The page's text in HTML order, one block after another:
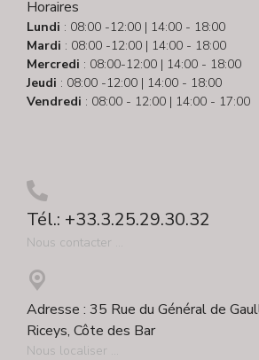
Horaires
Lundi : 08:00 -12:00 | 14:00 - 18:00
Mardi : 08:00 -12:00 | 14:00 - 18:00
Mercredi : 08:00-12:00 | 14:00 - 18:00
Jeudi : 08:00 -12:00 | 14:00 - 18:00
Vendredi : 08:00 - 12:00 | 14:00 - 17:00
Tél.: +33.3.25.29.30.32
Nous contacter ...
Adresse : 35 Rue du Général de
Riceys, Côte des Bar
Nous localiser ...